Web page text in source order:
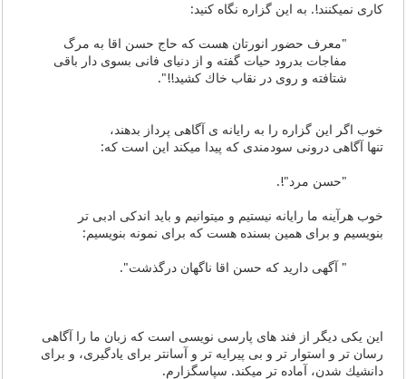
كاری نمیكنند!. به این گزاره نگاه كنید:
"معرف حضور انورتان هست كه حاج حسن اقا به مرگ
مفاجات بدرود حیات گفته و از دنیای فانی بسوی دار باقی
شتافته و روی در نقاب خاك كشید!!".
خوب اگر این گزاره را به رایانه ی آگاهی پرداز بدهند،
تنها آگاهی درونی سودمندی كه پیدا میكند این است كه:
"حسن مرد"!.
خوب هرآینه ما رایانه نیستیم و میتوانیم و باید اندكی ادبی تر
بنویسیم و برای همین بسنده هست كه برای نمونه بنویسیم:
" آگهی دارید كه حسن اقا ناگهان درگذشت".
این یكی دیگر از فند های پارسی نویسی است كه زبان ما را آگاهی
رسان تر و استوار تر و بی پیرایه تر و آسانتر برای یادگیری، و برای
دانشیك شدن، آماده تر میكند. سپاسگزارم.